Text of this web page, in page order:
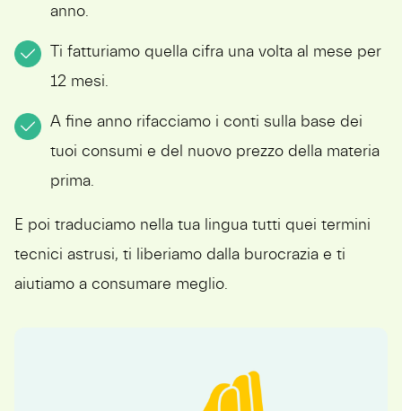
anno.
Ti fatturiamo quella cifra una volta al mese per
12 mesi.
A fine anno rifacciamo i conti sulla base dei
tuoi consumi e del nuovo prezzo della materia
prima.
E poi traduciamo nella tua lingua tutti quei termini
tecnici astrusi, ti liberiamo dalla burocrazia e ti
aiutiamo a consumare meglio.